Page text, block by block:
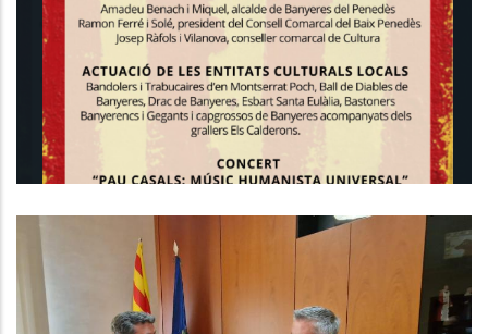
Actes De La Commemoració
Comarcal De La Diada Nacional
Altres